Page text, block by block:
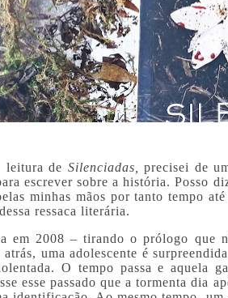
leitura de Silenciadas,precisei de
escrever sobre a história. Posso
minhas mãos por tanto tempo
ressaca literária.
em 2008 – tirando o prólogo que
uma adolescente é
O tempo passa e aquela
esse passado que a tormenta dia